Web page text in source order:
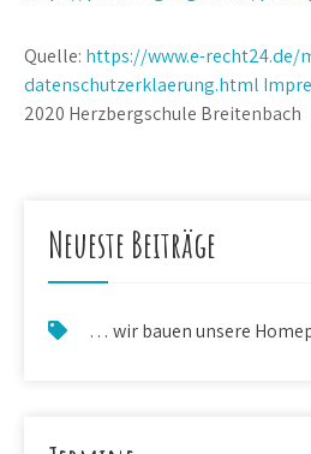
Quelle: https://www.e-recht24.de/
datenschutzerklaerung.html
2020 Herzbergschule Breitenbach
Neueste Beiträge
… wir bauen unsere